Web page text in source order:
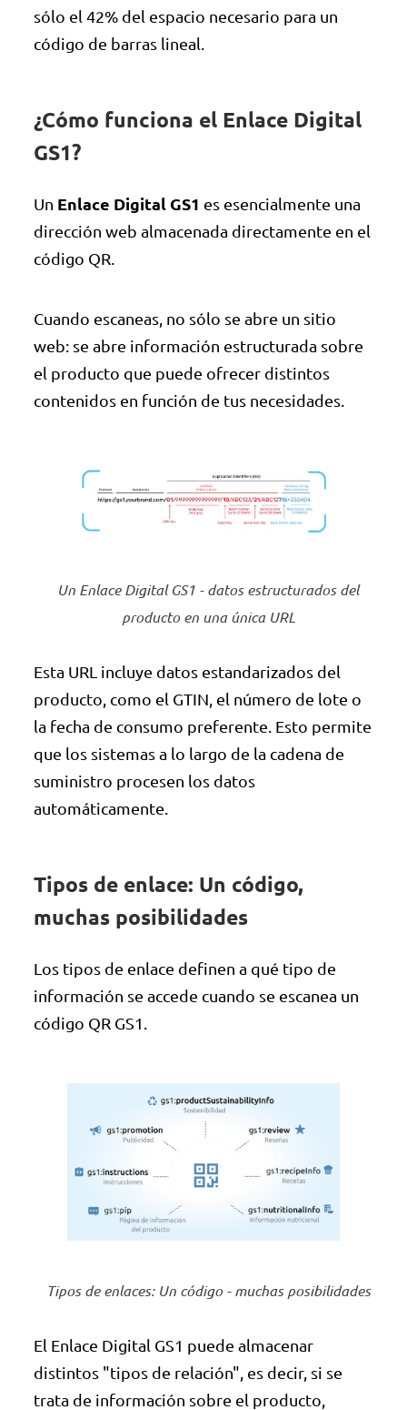
sólo el 42% del espacio necesario para un
código de barras lineal.
¿Cómo funciona el Enlace Digital
GS1?
Un Enlace Digital GS1 es esencialmente una
dirección web almacenada directamente en el
código QR.
Cuando escaneas, no sólo se abre un sitio
web: se abre información estructurada sobre
el producto que puede ofrecer distintos
contenidos en función de tus necesidades.
Un Enlace Digital GS1 - datos estructurados del
producto en una única URL
Esta URL incluye datos estandarizados del
producto, como el GTIN, el número de lote o
la fecha de consumo preferente. Esto permite
que los sistemas a lo largo de la cadena de
suministro procesen los datos
automáticamente.
Tipos de enlace: Un código,
muchas posibilidades
Los tipos de enlace definen a qué tipo de
información se accede cuando se escanea un
código QR GS1.
Tipos de enlaces: Un código - muchas posibilidades
El Enlace Digital GS1 puede almacenar
distintos "tipos de relación", es decir, si se
trata de información sobre el producto,